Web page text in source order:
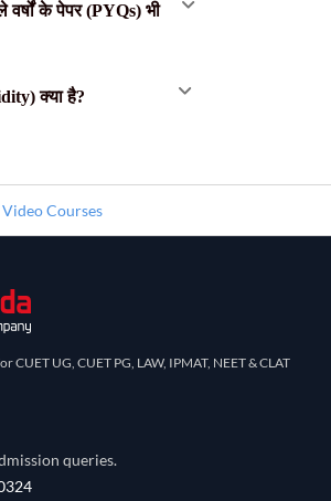
के पेपर (PYQs) भी
क्या है?
Video Courses
CUET UG, CUET PG, LAW, IPMAT, NEET & CLAT
queries.